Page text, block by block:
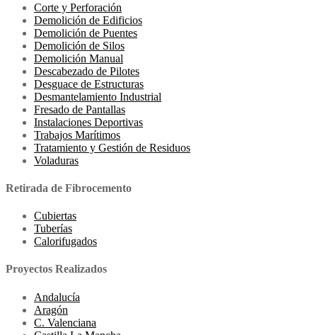
Corte y Perforación
Demolición de Edificios
Demolición de Puentes
Demolición de Silos
Demolición Manual
Descabezado de Pilotes
Desguace de Estructuras
Desmantelamiento Industrial
Fresado de Pantallas
Instalaciones Deportivas
Trabajos Marítimos
Tratamiento y Gestión de Residuos
Voladuras
Retirada de Fibrocemento
Cubiertas
Tuberías
Calorifugados
Proyectos Realizados
Andalucía
Aragón
C. Valenciana